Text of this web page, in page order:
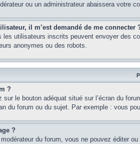
ou un administrateur abaissera votre
il m’est demandé de me connecter
utilisateurs inscrits peuvent envoyer des
anonymes ou des robots.
?
le bouton adéquat situé sur l’écran du
du forum ou du sujet. Par exemple : vous
?
du forum, vous ne pouvez éditer